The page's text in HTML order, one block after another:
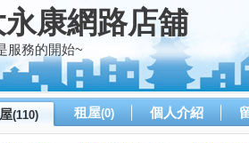
康網路店舖
服務的開始~
(110) 租屋(0) 個人介紹